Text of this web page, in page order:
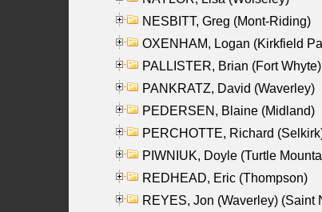
NESBITT, Greg (Mont-Riding)
OXENHAM, Logan (Kirkfield
PALLISTER, Brian (Fort Whyte)
PANKRATZ, David (Waverley)
PEDERSEN, Blaine (Midland)
PERCHOTTE, Richard
PIWNIUK, Doyle (Turtle
REDHEAD, Eric (Thompson)
REYES, Jon (Waverley) (Saint